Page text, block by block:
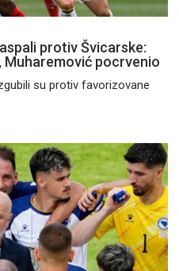
protiv Švicarske:
Muharemović pocrvenio
su protiv favorizovane